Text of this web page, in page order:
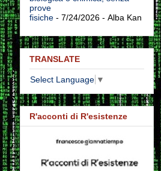
prove
fisiche- 7/24/2026- Alba Kan
TRANSLATE
Select Language ▼
R'acconti di R'esistenze